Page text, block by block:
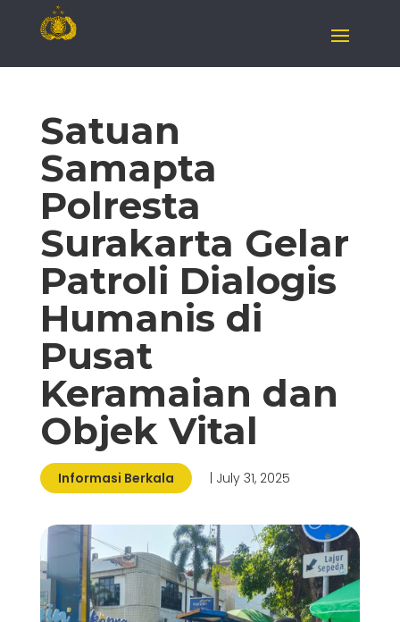
Satuan
Samapta
Polresta
Surakarta Gelar
Patroli Dialogis
Humanis di
Pusat
Keramaian dan
Objek Vital
Informasi Berkala | July 31, 2025